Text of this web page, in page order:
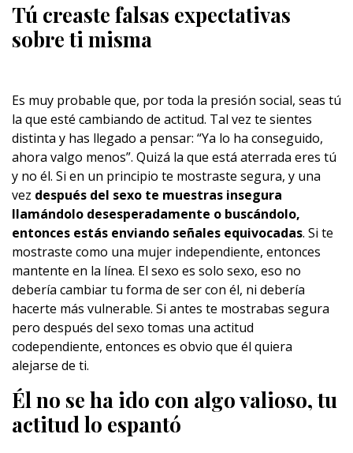
Tú creaste falsas expectativas
sobre ti misma
Es muy probable que, por toda la presión social, seas tú
la que esté cambiando de actitud. Tal vez te sientes
distinta y has llegado a pensar: “Ya lo ha conseguido,
ahora valgo menos”. Quizá la que está aterrada eres tú
y no él. Si en un principio te mostraste segura, y una
vez después del sexo te muestras insegura
llamándolo desesperadamente o buscándolo,
entonces estás enviando señales equivocadas. Si te
mostraste como una mujer independiente, entonces
mantente en la línea. El sexo es solo sexo, eso no
debería cambiar tu forma de ser con él, ni debería
hacerte más vulnerable. Si antes te mostrabas segura
pero después del sexo tomas una actitud
codependiente, entonces es obvio que él quiera
alejarse de ti.
Él no se ha ido con algo valioso, tu
actitud lo espantó